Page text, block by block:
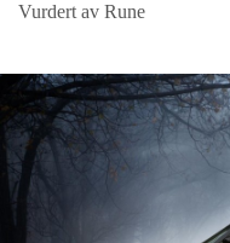
Vurdert av Rune